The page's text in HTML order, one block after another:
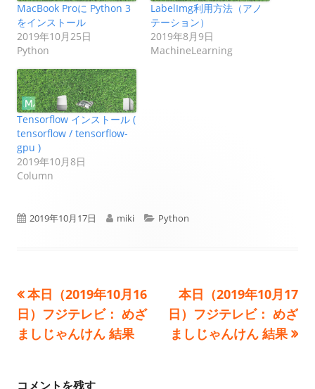
MacBook Proに Python 3
をインストール
2019年10月25日
Python
LabelImg利用方法（アノ
テーション）
2019年8月9日
MachineLearning
Tensorflow インストール (
tensorflow / tensorflow-
gpu )
2019年10月8日
Column
公
2019年10月17日
作
miki
カ
Python
投
稿
前
の
記
本日（2019年10月16
日）フジテレビ： めざ
ましじゃんけん 結果
次
の
記
本日（2019年10月17
日）フジテレビ： めざ
ましじゃんけん 結果
コメントを残す